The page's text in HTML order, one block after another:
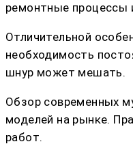
ремонтные процессы
Отличительной
необходимость
шнур может мешать.
Обзор современных
моделей на рынке.
работ.